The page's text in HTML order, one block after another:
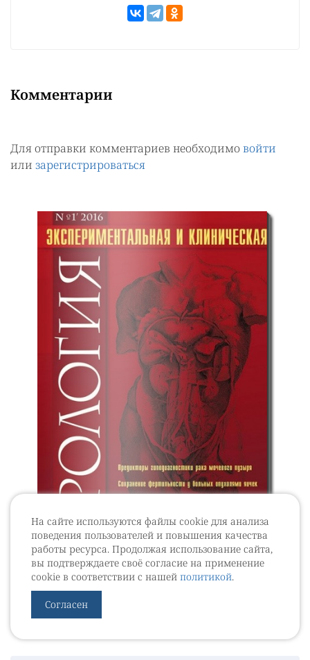
На сайте используются файлы cookie для анализа
поведения пользователей и повышения качества
работы ресурса. Продолжая использование сайта,
вы подтверждаете своё согласие на применение
cookie в соответствии с нашей политикой.
Согласен
Комментарии
Для отправки комментариев необходимо войти
или зарегистрироваться
Журнал "Экспериментальная и
клиническая урология" Выпуск №1 за 2016
Выпуски